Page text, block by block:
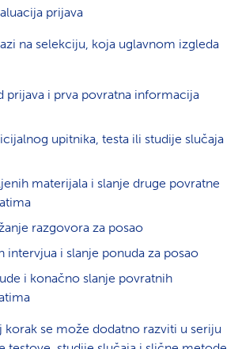
prijava
na selekciju, koja uglavnom izgleda
prijava i prva povratna informacija
upitnika, testa ili studije slučaja
materijala i slanje druge povratne
razgovora za posao
intervjua i slanje ponuda za posao
i konačno slanje povratnih
korak se može dodatno razviti u seriju